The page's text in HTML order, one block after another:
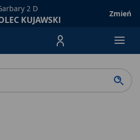
2 D
KUJAWSKI
Zmień
Menu Produktów,